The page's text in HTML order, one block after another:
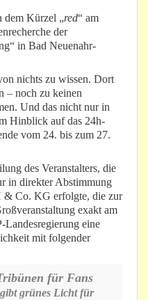
dem Kürzel „red“ am
der
in Bad Neuenahr-
nichts zu wissen. Dort
– noch zu keinen
Und das nicht nur in
Hinblick auf das 24h-
vom 24. bis zum 27.
des Veranstalters, die
in direkter Abstimmung
& Co. KG erfolgte, die zur
exakt am
Landesregierung eine
mit folgender
für Fans
grünes Licht für